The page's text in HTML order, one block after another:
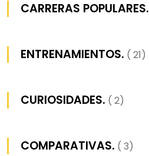
CARRERAS POPULARES.
ENTRENAMIENTOS. ( 21)
CURIOSIDADES. ( 2)
COMPARATIVAS. ( 3)